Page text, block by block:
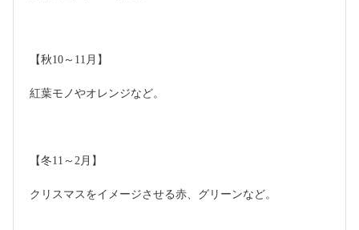
【秋10～11月】
紅葉モノやオレンジなど。
【冬11～2月】
クリスマスをイメージさせる赤、グリーンなど。